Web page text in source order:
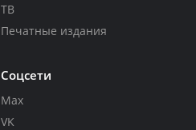
ТВ
Печатные издания
Соцсети
Max
VK